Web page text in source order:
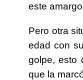
este
Pero otra
edad con
golpe, esto
que la